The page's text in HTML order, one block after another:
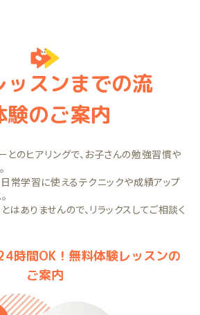
スンまでの流
のご案内
とのヒアリングで、お子さんの勉強習慣や
日常学習に使えるテクニックや成績アップ
ありませんので、リラックスしてご相談く
時間OK！無料体験レッスンの
ご案内